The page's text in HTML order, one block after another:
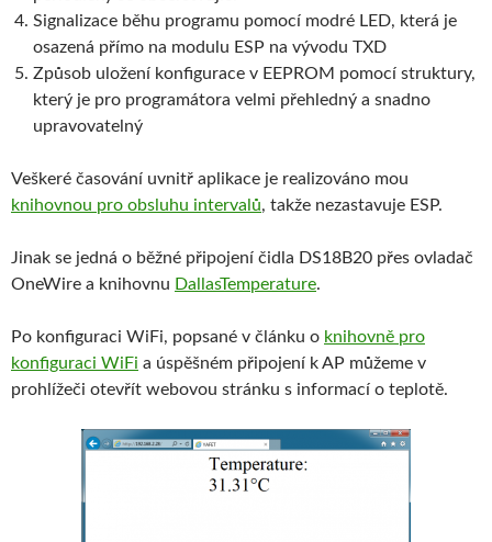
Signalizace běhu programu pomocí modré LED, která je
osazená přímo na modulu ESP na vývodu TXD
Způsob uložení konfigurace v EEPROM pomocí struktury,
který je pro programátora velmi přehledný a snadno
upravovatelný
Veškeré časování uvnitř aplikace je realizováno mou
knihovnou pro obsluhu intervalů, takže nezastavuje ESP.
Jinak se jedná o běžné připojení čidla DS18B20 přes ovladač
OneWire a knihovnu DallasTemperature.
Po konfiguraci WiFi, popsané v článku o knihovně pro
konfiguraci WiFi a úspěšném připojení k AP můžeme v
prohlížeči otevřít webovou stránku s informací o teplotě.